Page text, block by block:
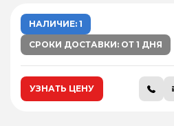
НАЛИЧИЕ: 1
СРОКИ ДОСТАВКИ: ОТ 1 ДНЯ
УЗНАТЬ ЦЕНУ